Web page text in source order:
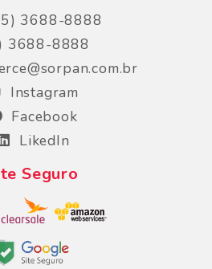
3688-8888
3688-8888
Instagram
Facebook
LikedIn
Seguro